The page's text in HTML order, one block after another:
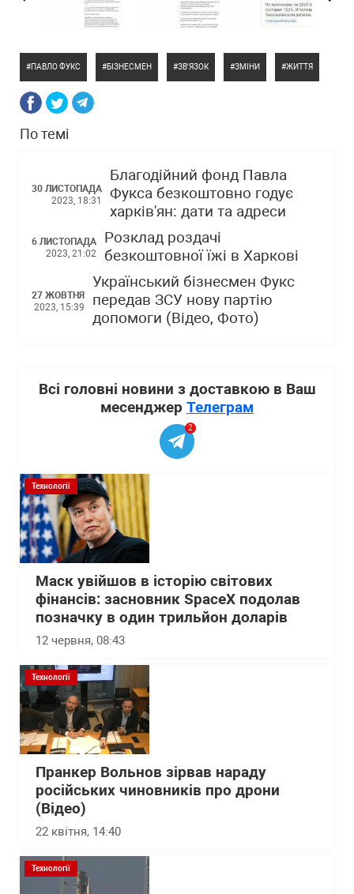
ПАВЛО ФУКС БІЗНЕСМЕН ЗВ'ЯЗОК ЗМІНИ ЖИТТЯ
По темі
30 ЛИСТОПАДА
2023, 18:31
Благодійний фонд Павла
Фукса безкоштовно годує
харків'ян: дати та адреси
6 ЛИСТОПАДА
2023, 21:02
Розклад роздачі
безкоштовної їжі в Харкові
27 ЖОВТНЯ
2023, 15:39
Український бізнесмен Фукс
передав ЗСУ нову партію
допомоги (Відео, Фото)
Всі головні новини з доставкою в Ваш
месенджер Телеграм
2
Технології
Маск увійшов в історію світових
фінансів: засновник SpaceX подолав
позначку в один трильйон доларів
12 червня, 08:43
Технології
Пранкер Вольнов зірвав нараду
російських чиновників про дрони
(Відео)
22 квітня, 14:40
Технології